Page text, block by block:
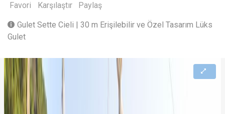
Favori Karşılaştır Paylaş
Gulet Sette Cieli | 30 m Erişilebilir ve Özel Tasarım Lüks
Gulet